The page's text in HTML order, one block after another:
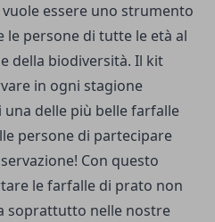
essere uno strumento
le persone di tutte le età al
della biodiversità. Il kit
in ogni stagione
una delle più belle farfalle
persone di partecipare
Con questo
le farfalle di prato non
soprattutto nelle nostre